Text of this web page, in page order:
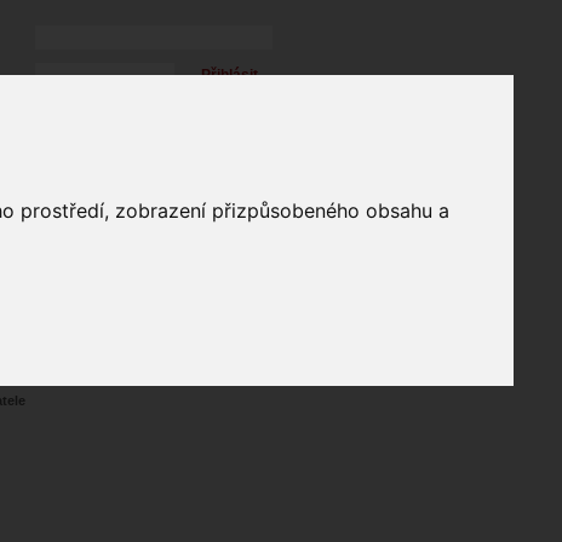
prostředí, zobrazení přizpůsobeného obsahu a
Přihlásit